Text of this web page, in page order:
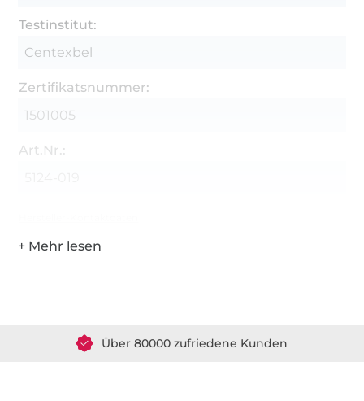
Testinstitut:
Centexbel
Zertifikatsnummer:
1501005
Art.Nr.: